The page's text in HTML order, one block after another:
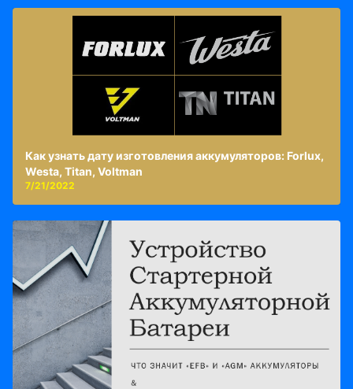
Как узнать дату изготовления аккумуляторов: Forlux,
Westa, Titan, Voltman
7/21/2022